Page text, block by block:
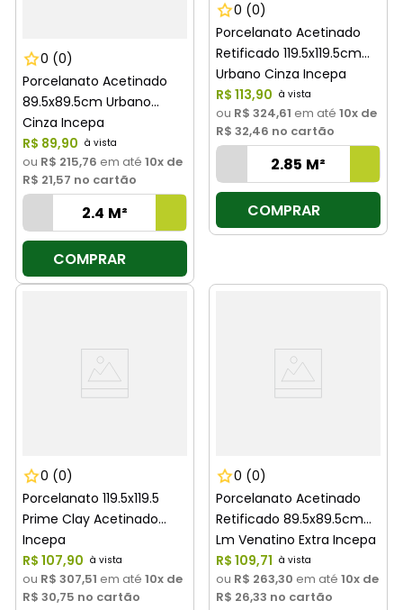
0 (0)
Porcelanato Acetinado
89.5x89.5cm Urbano
Cinza Incepa
R$ 89,90
ou R$ 215,76 em até 10x de
R$ 21,57 no cartão
COMPRAR
0 (0)
Porcelanato Acetinado
Retificado 119.5x119.5cm
Urbano Cinza Incepa
R$ 113,90
ou R$ 324,61 em até 10x de
R$ 32,46 no cartão
COMPRAR
0 (0)
Porcelanato 119.5x119.5
Prime Clay Acetinado
Incepa
R$ 107,90
ou R$ 307,51 em até 10x de
R$ 30,75 no cartão
0 (0)
Porcelanato Acetinado
Retificado 89.5x89.5cm
Lm Venatino Extra Incepa
R$ 109,71
ou R$ 263,30 em até 10x de
R$ 26,33 no cartão